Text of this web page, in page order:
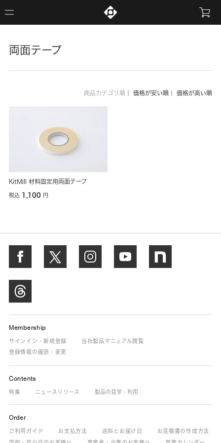
両面テープ
商品カテゴリ順 価格が安い順 価格が高い順
KitMill 材料固定用両面テープ
税込 1,100 円
Membership
サインイン・新規登録
当社製品マニュアル閲覧
登録情報の確認・変更
Contents
特集 ニュースリリース 製品の見学・利用
Order
ご利用ガイド お支払方法 送料とお届け日
お見積書の作成方法